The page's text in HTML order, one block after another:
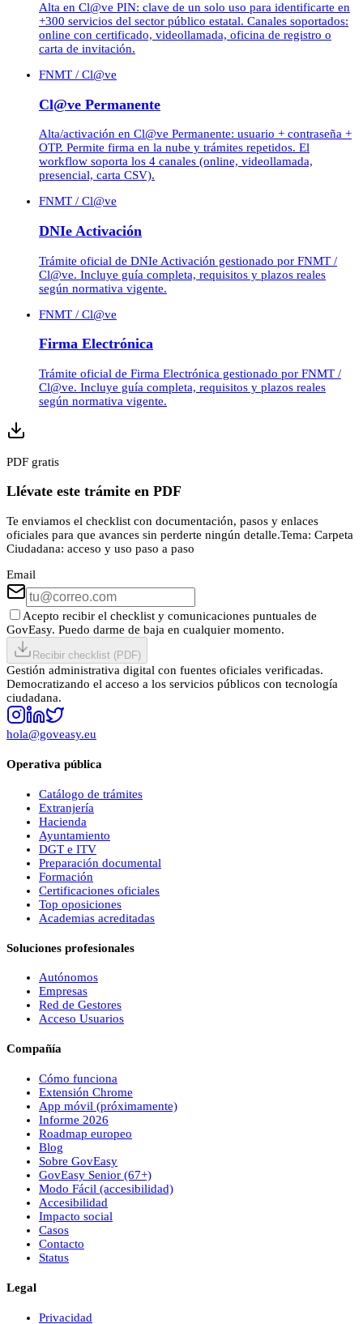
Alta en Cl@ve PIN: clave de un solo uso para identificarte en
+300 servicios del sector público estatal. Canales soportados:
online con certificado, videollamada, oficina de registro o
carta de invitación.
FNMT / Cl@ve
Cl@ve Permanente
Alta/activación en Cl@ve Permanente: usuario + contraseña +
OTP. Permite firma en la nube y trámites repetidos. El
workflow soporta los 4 canales (online, videollamada,
presencial, carta CSV).
FNMT / Cl@ve
DNIe Activación
Trámite oficial de DNIe Activación gestionado por FNMT /
Cl@ve. Incluye guía completa, requisitos y plazos reales
según normativa vigente.
FNMT / Cl@ve
Firma Electrónica
Trámite oficial de Firma Electrónica gestionado por FNMT /
Cl@ve. Incluye guía completa, requisitos y plazos reales
según normativa vigente.
PDF gratis
Llévate este trámite en PDF
Te enviamos el checklist con documentación, pasos y enlaces
oficiales para que avances sin perderte ningún detalle.Tema: Carpeta
Ciudadana: acceso y uso paso a paso
Email
Acepto recibir el checklist y comunicaciones puntuales de
GovEasy. Puedo darme de baja en cualquier momento.
Recibir checklist (PDF)
Gestión administrativa digital con fuentes oficiales verificadas.
Democratizando el acceso a los servicios públicos con tecnología
ciudadana.
hola@goveasy.eu
Operativa pública
Catálogo de trámites
Extranjería
Hacienda
Ayuntamiento
DGT e ITV
Preparación documental
Formación
Certificaciones oficiales
Top oposiciones
Academias acreditadas
Soluciones profesionales
Autónomos
Empresas
Red de Gestores
Acceso Usuarios
Compañía
Cómo funciona
Extensión Chrome
App móvil (próximamente)
Informe 2026
Roadmap europeo
Blog
Sobre GovEasy
GovEasy Senior (67+)
Modo Fácil (accesibilidad)
Accesibilidad
Impacto social
Casos
Contacto
Status
Legal
Privacidad